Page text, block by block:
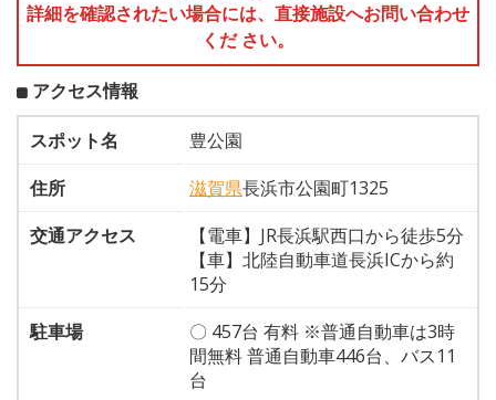
詳細を確認されたい場合には、直接施設へお問い合わせ
くだ さい。
アクセス情報
スポット名
豊公園
住所
滋賀県長浜市公園町1325
交通アクセス
【電車】JR長浜駅西口から徒歩5分
【車】北陸自動車道長浜ICから約
15分
駐車場
〇 457台 有料 ※普通自動車は3時
間無料 普通自動車446台、バス11
台